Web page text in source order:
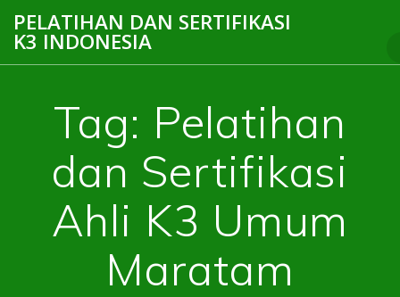
to
PELATIHAN DAN SERTIFIKASI
K3 INDONESIA
Tag: Pelatihan
dan Sertifikasi
Ahli K3 Umum
Maratam